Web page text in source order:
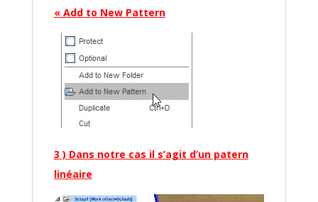
« Add to New Pattern
3 ) Dans notre cas il s’agit d’un patern
linéaire